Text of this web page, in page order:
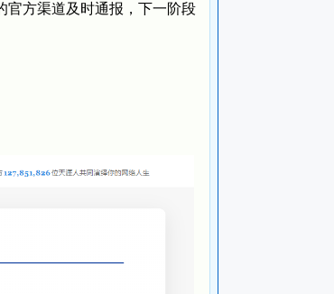
方渠道及时通报，下一阶段